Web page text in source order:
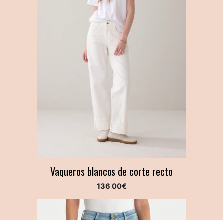
Vaqueros blancos de corte recto
136,00€